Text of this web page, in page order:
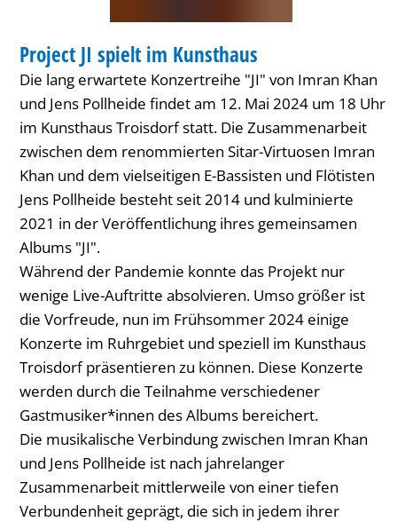
KATEGORIE: KONZERT
Project JI spielt im Kunsthaus
Die lang erwartete Konzertreihe "JI" von Imran Khan
und Jens Pollheide findet am 12. Mai 2024 um 18 Uhr
im Kunsthaus Troisdorf statt. Die Zusammenarbeit
zwischen dem renommierten Sitar-Virtuosen Imran
Khan und dem vielseitigen E-Bassisten und Flötisten
Jens Pollheide besteht seit 2014 und kulminierte
2021 in der Veröffentlichung ihres gemeinsamen
Albums "JI".
Während der Pandemie konnte das Projekt nur
wenige Live-Auftritte absolvieren. Umso größer ist
die Vorfreude, nun im Frühsommer 2024 einige
Konzerte im Ruhrgebiet und speziell im Kunsthaus
Troisdorf präsentieren zu können. Diese Konzerte
werden durch die Teilnahme verschiedener
Gastmusiker*innen des Albums bereichert.
Die musikalische Verbindung zwischen Imran Khan
und Jens Pollheide ist nach jahrelanger
Zusammenarbeit mittlerweile von einer tiefen
Verbundenheit geprägt, die sich in jedem ihrer